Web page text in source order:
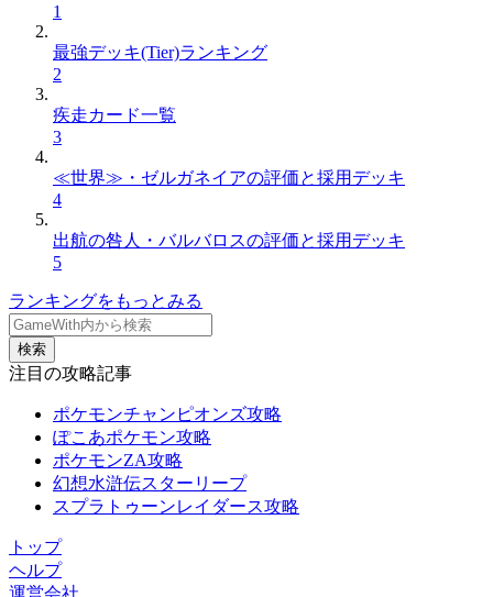
1
最強デッキ(Tier)ランキング
2
疾走カード一覧
3
≪世界≫・ゼルガネイアの評価と採用デッキ
4
出航の咎人・バルバロスの評価と採用デッキ
5
ランキングをもっとみる
検索
注目の攻略記事
ポケモンチャンピオンズ攻略
ぽこあポケモン攻略
ポケモンZA攻略
幻想水滸伝スターリープ
スプラトゥーンレイダース攻略
トップ
ヘルプ
運営会社